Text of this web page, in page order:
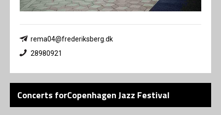
rema04@frederiksberg.dk
28980921
Concerts forCopenhagen Jazz Festival